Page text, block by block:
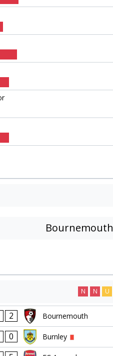
Bournemouth
N N U
2 Bournemouth
0 Burnley